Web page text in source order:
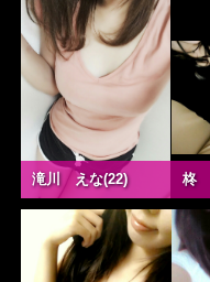
滝川 えな(22) 柊